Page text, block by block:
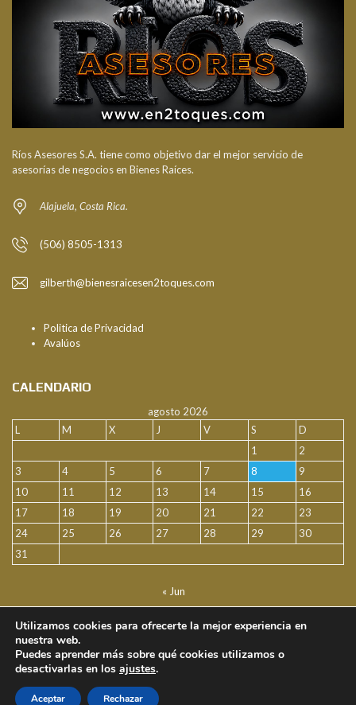
Ríos Asesores S.A. tiene como objetivo dar el mejor servicio de
asesorías de negocios en Bienes Raíces.
Alajuela, Costa Rica.
(506) 8505-1313
gilberth@bienesraicesen2toques.com
Politica de Privacidad
Avalúos
CALENDARIO
agosto 2026
L
M X J V S
D
1
2
3
4 5 6 7 8
9
10
11 12 13 14 15
16
17
18 19 20 21 22
23
24
25 26 27 28 29
30
31
« Jun
FACEBOOK
2022 Ríos Asesores S.A. Todos los derechos reservados.
Utilizamos cookies para ofrecerte la mejor experiencia en
nuestra web.
Puedes aprender más sobre qué cookies utilizamos o
desactivarlas en los ajustes.
Aceptar Rechazar